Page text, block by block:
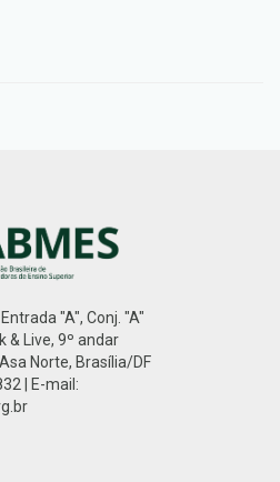
"A", Conj. "A"
& Live, 9º andar
Norte, Brasília/DF
| E-mail: